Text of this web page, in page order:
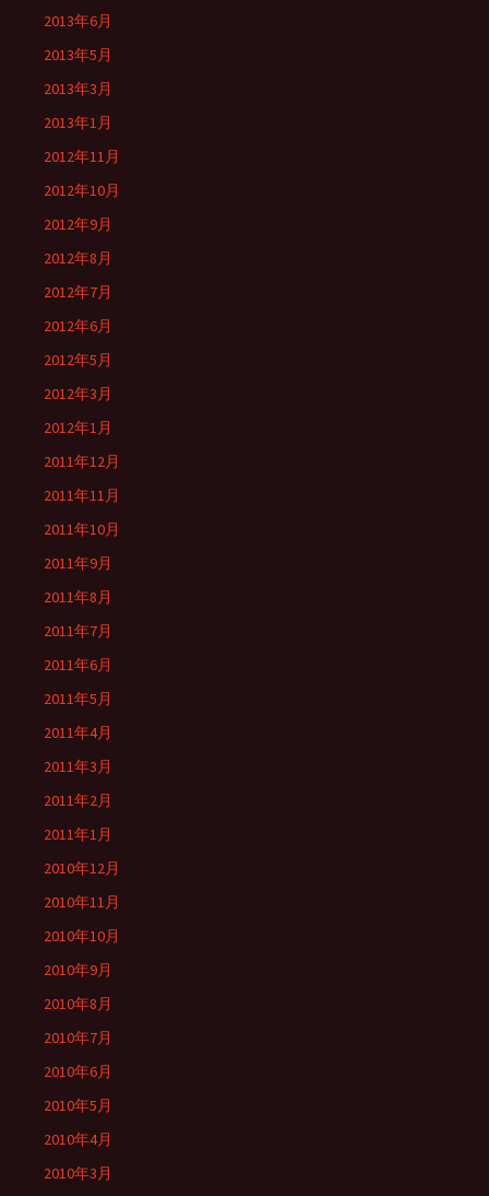
2013年6月
2013年5月
2013年3月
2013年1月
2012年11月
2012年10月
2012年9月
2012年8月
2012年7月
2012年6月
2012年5月
2012年3月
2012年1月
2011年12月
2011年11月
2011年10月
2011年9月
2011年8月
2011年7月
2011年6月
2011年5月
2011年4月
2011年3月
2011年2月
2011年1月
2010年12月
2010年11月
2010年10月
2010年9月
2010年8月
2010年7月
2010年6月
2010年5月
2010年4月
2010年3月